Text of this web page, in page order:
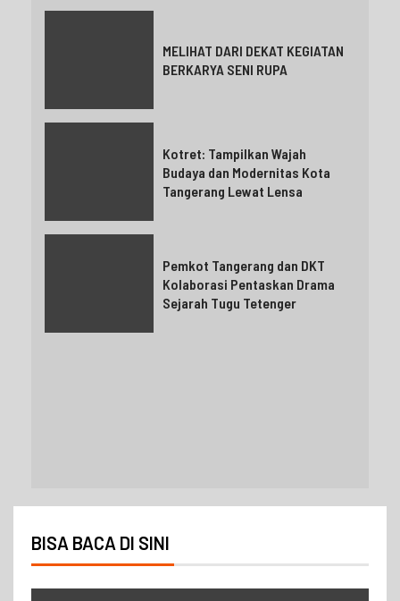
MELIHAT DARI DEKAT KEGIATAN
BERKARYA SENI RUPA
Kotret: Tampilkan Wajah
Budaya dan Modernitas Kota
Tangerang Lewat Lensa
Pemkot Tangerang dan DKT
Kolaborasi Pentaskan Drama
Sejarah Tugu Tetenger
BISA BACA DI SINI